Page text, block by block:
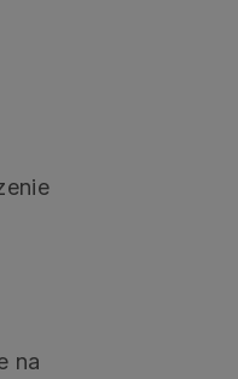
na